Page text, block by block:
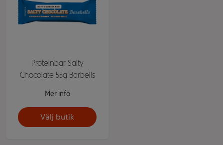
Proteinbar Salty
Chocolate 55g Barbells
Mer info
Välj butik